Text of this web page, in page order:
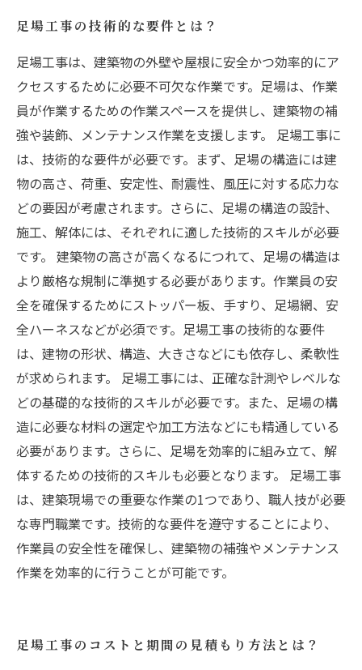
足場工事の技術的な要件とは？
足場工事は、建築物の外壁や屋根に安全かつ効率的にア
クセスするために必要不可欠な作業です。足場は、作業
員が作業するための作業スペースを提供し、建築物の補
強や装飾、メンテナンス作業を支援します。 足場工事に
は、技術的な要件が必要です。まず、足場の構造には建
物の高さ、荷重、安定性、耐震性、風圧に対する応力な
どの要因が考慮されます。さらに、足場の構造の設計、
施工、解体には、それぞれに適した技術的スキルが必要
です。 建築物の高さが高くなるにつれて、足場の構造は
より厳格な規制に準拠する必要があります。作業員の安
全を確保するためにストッパー板、手すり、足場網、安
全ハーネスなどが必須です。足場工事の技術的な要件
は、建物の形状、構造、大きさなどにも依存し、柔軟性
が求められます。 足場工事には、正確な計測やレベルな
どの基礎的な技術的スキルが必要です。また、足場の構
造に必要な材料の選定や加工方法などにも精通している
必要があります。さらに、足場を効率的に組み立て、解
体するための技術的スキルも必要となります。 足場工事
は、建築現場での重要な作業の1つであり、職人技が必要
な専門職業です。技術的な要件を遵守することにより、
作業員の安全性を確保し、建築物の補強やメンテナンス
作業を効率的に行うことが可能です。
足場工事のコストと期間の見積もり方法とは？